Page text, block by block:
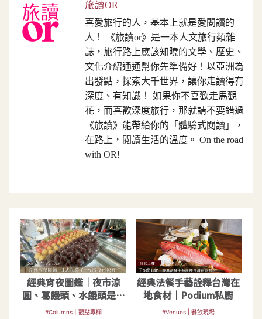
旅讀OR
喜愛旅行的人，基本上就是愛閱讀的
人！ 《旅讀or》是一本人文旅行類雜
誌，旅行路上應該知曉的文學、歷史、
文化介紹通通幫你先準備好！以亞洲為
出發點，探索大千世界，讓你走讀得有
深度、有知識！ 如果你不喜歡走馬觀
花，而喜歡深度旅行，那就請不要錯過
《旅讀》能帶給你的「體驗式閱讀」，
在路上，閱讀生活的溫度。 On the road
with OR!
經典宵夜圖鑑｜夜市涼
圓、葛饅頭、水饅頭是一
樣的甜點？
#Columns｜觀點專欄
經典法餐手藝詮釋台灣在
地食材｜Podium私廚
#Venues | 餐飲現場